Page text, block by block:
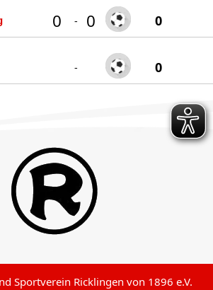
0 - 0 0
- 0
Sportverein Ricklingen von 1896 e.V.